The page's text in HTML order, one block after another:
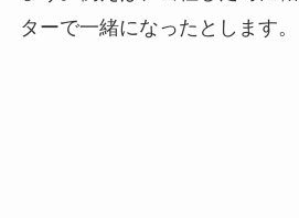
ターで一緒になったとします。